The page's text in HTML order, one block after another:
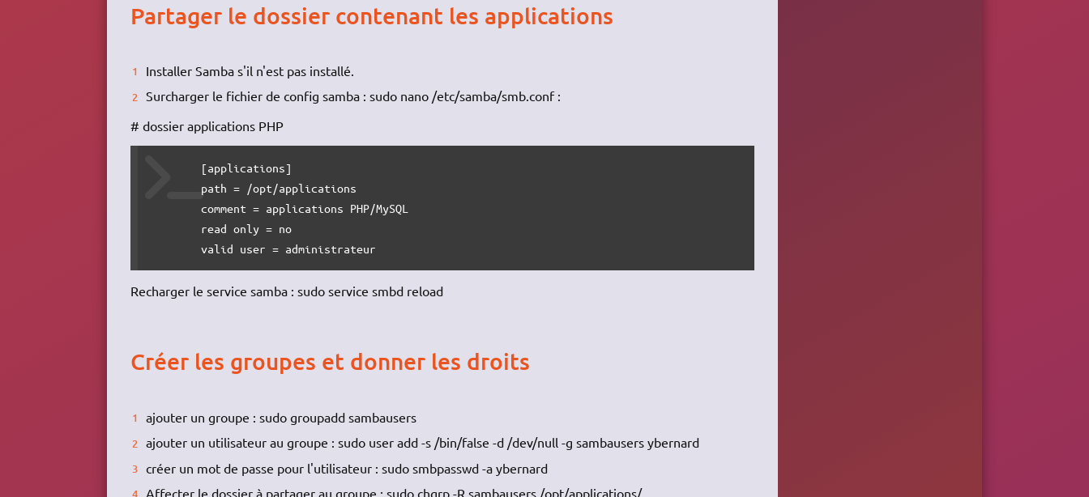
Partager le dossier contenant les applications
Installer Samba s'il n'est pas installé.
Surcharger le fichier de config samba : sudo nano /etc/samba/smb.conf :
# dossier applications PHP
	comment = applications PHP/MySQL
	valid user = administrateur
Recharger le service samba : sudo service smbd reload
Créer les groupes et donner les droits
ajouter un groupe : sudo groupadd sambausers
ajouter un utilisateur au groupe : sudo user add -s /bin/false -d /dev/null -g sambausers ybernard
créer un mot de passe pour l'utilisateur : sudo smbpasswd -a ybernard
Affecter le dossier à partager au groupe : sudo chgrp -R sambausers /opt/applications/